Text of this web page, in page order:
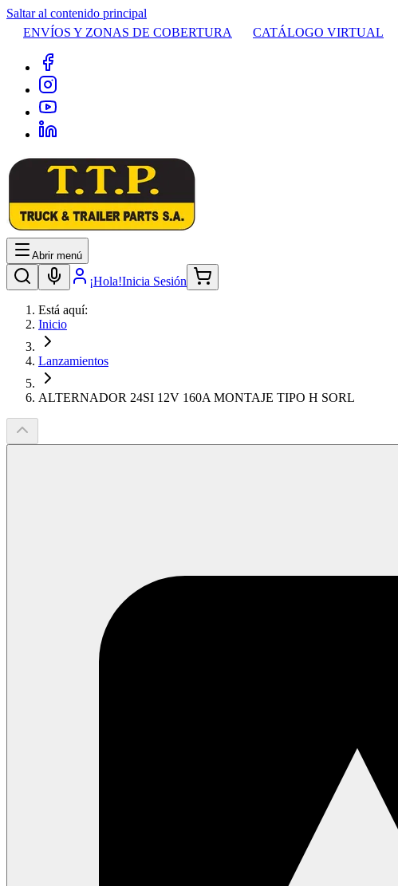
Saltar al contenido principal
ENVÍOS Y ZONAS DE COBERTURA
CATÁLOGO VIRTUAL
Abrir menú
¡Hola!Inicia Sesión
Está aquí:
Inicio
Lanzamientos
ALTERNADOR 24SI 12V 160A MONTAJE TIPO H SORL